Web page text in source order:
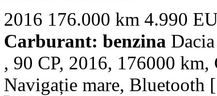
2016 176.000 km 4.990
Carburant: benzina
, 90 CP, 2016, 176000 km,
Navigație mare, Bluetooth